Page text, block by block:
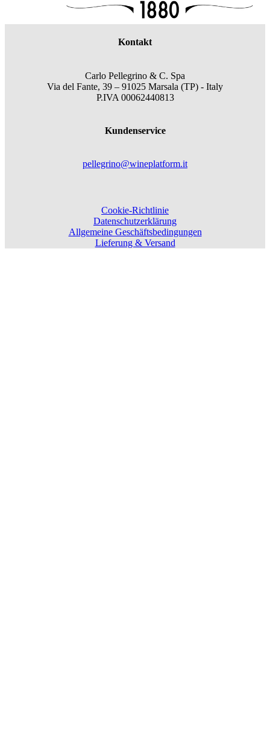
Kontakt
Carlo Pellegrino & C. Spa
Via del Fante, 39 – 91025 Marsala (TP) - Italy
P.IVA 00062440813
Kundenservice
pellegrino@wineplatform.it
Cookie-Richtlinie
Datenschutzerklärung
Allgemeine Geschäftsbedingungen
Lieferung & Versand